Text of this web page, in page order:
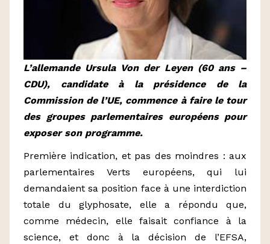
L’allemande Ursula Von der Leyen (60 ans –
CDU), candidate à la présidence de la
Commission de l’UE, commence à faire le tour
des groupes parlementaires européens pour
exposer son programme.
Première indication, et pas des moindres : aux
parlementaires Verts européens, qui lui
demandaient sa position face à une interdiction
totale du glyphosate, elle a répondu que,
comme médecin, elle faisait confiance à la
science, et donc à la décision de l’EFSA,